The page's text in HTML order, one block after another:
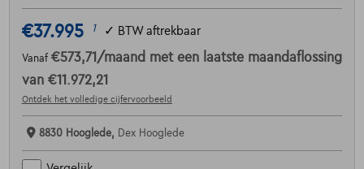
€37.995 1 ✓ BTW aftrekbaar
Vanaf €573,71 /maand met een laatste maandaflossing
van €11.972,21
Ontdek het volledige cijfervoorbeeld
8830 Hooglede, Dex Hooglede